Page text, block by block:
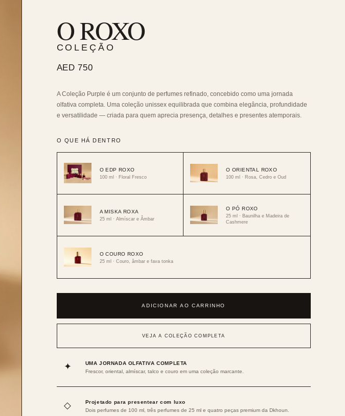
O ROXO
COLEÇÃO
AED 750
A Coleção Purple é um conjunto de perfumes refinado, concebido como uma jornada
olfativa completa. Uma coleção unissex equilibrada que combina elegância, profundidade
e versatilidade — criada para quem aprecia presença, detalhes e presentes atemporais.
O QUE HÁ DENTRO
O EDP ROXO
100 ml · Floral Fresco
O ORIENTAL ROXO
100 ml · Rosa, Cedro e Oud
A MISKA ROXA
25 ml · Almíscar e Âmbar
O PÓ ROXO
25 ml · Baunilha e Madeira de
Cashmere
O COURO ROXO
25 ml · Couro, âmbar e fava tonka
ADICIONAR AO CARRINHO
VEJA A COLEÇÃO COMPLETA
✦
UMA JORNADA OLFATIVA COMPLETA
Frescor, oriental, almíscar, talco e couro em uma coleção marcante.
◇
Projetado para presentear com luxo
Dois perfumes de 100 ml, três perfumes de 25 ml e quatro peças premium da Dkhoun.